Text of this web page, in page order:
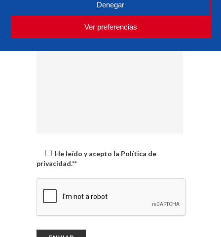
Denegar
Ver preferencias
He leído y acepto la Política de
privacidad.**